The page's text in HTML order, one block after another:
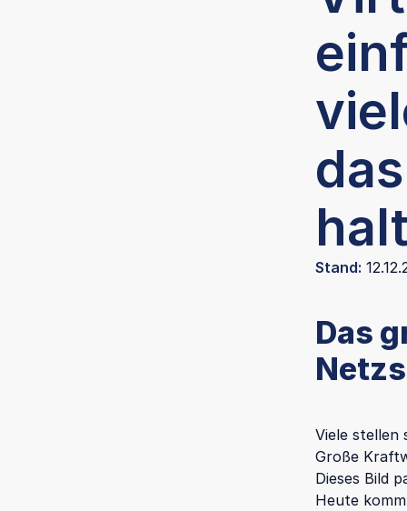
Stand:
Das
Viele stellen
Große
Dieses Bild
Heute